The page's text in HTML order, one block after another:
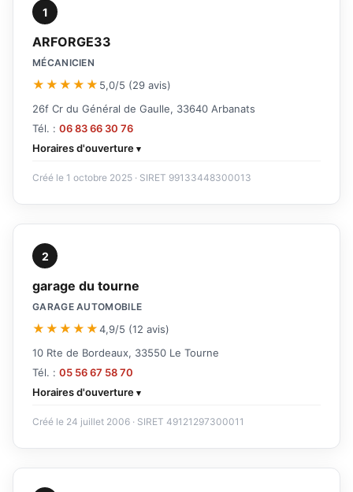
1
ARFORGE33
MÉCANICIEN
★★★★★ 5,0/5 (29 avis)
26f Cr du Général de Gaulle, 33640 Arbanats
Tél. : 06 83 66 30 76
Horaires d'ouverture
Créé le 1 octobre 2025 · SIRET 99133448300013
2
garage du tourne
GARAGE AUTOMOBILE
★★★★★4,9/5 (12 avis)
10 Rte de Bordeaux, 33550 Le Tourne
Tél. : 05 56 67 58 70
Horaires d'ouverture
Créé le 24 juillet 2006 · SIRET 49121297300011